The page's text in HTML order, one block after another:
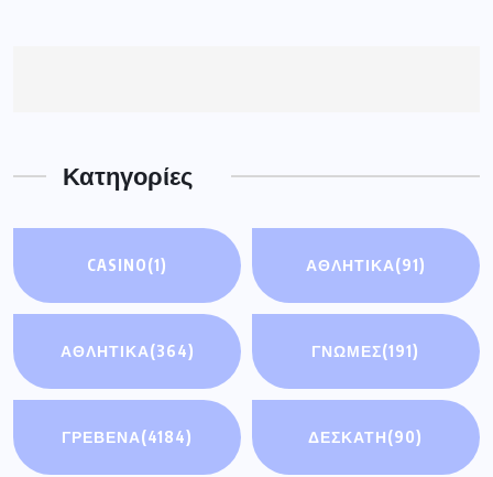
Κατηγορίες
CASINO(1) ΑΘΛΗΤΙΚΆ(91)
ΑΘΛΗΤΙΚΑ(364) ΓΝΩΜΕΣ(191)
ΓΡΕΒΕΝΑ(4184) ΔΕΣΚΑΤΗ(90)